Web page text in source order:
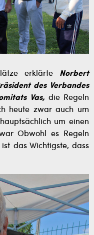
erklärte Norbert
des Verbandes
Vas, die Regeln
heute zwar auch um
um einen
Obwohl es Regeln
das Wichtigste, dass